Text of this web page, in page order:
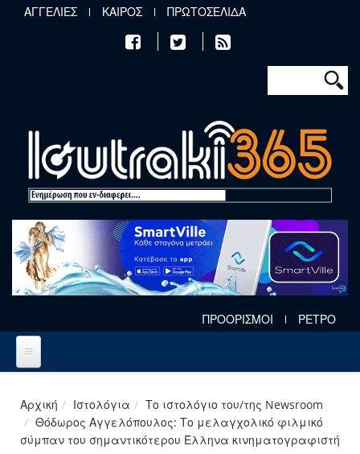
Παράκαμψη προς το κυρίως περιεχόμενο
ΑΓΓΕΛΙΕΣ ΚΑΙΡΟΣ ΠΡΩΤΟΣΕΛΙΔΑ
Φόρμα
Αναζήτηση
ΠΡΟΟΡΙΣΜΟΙ ΡΕΤΡΟ
Αρχική Ιστολόγια
Το ιστολόγιο του/της Newsroom
Θόδωρος Αγγελόπουλος: Το μελαγχολικό φιλμικό
σύμπαν του σημαντικότερου Έλληνα κινηματογραφιστή